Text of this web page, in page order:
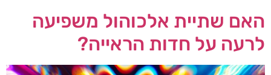
האם שתיית אלכוהול משפיעה
לרעה על חדות הראייה?